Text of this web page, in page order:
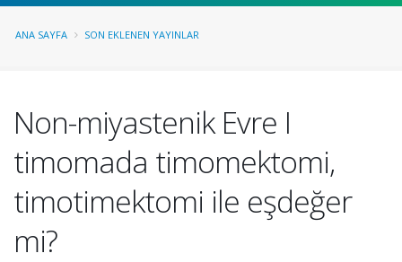
ANA SAYFA SON EKLENEN YAYINLAR
Non-miyastenik Evre I
timomada timomektomi,
timotimektomi ile eşdeğer
mi?